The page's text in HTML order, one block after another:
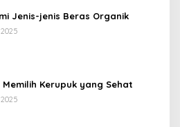
Jenis-jenis Beras Organik
Memilih Kerupuk yang Sehat